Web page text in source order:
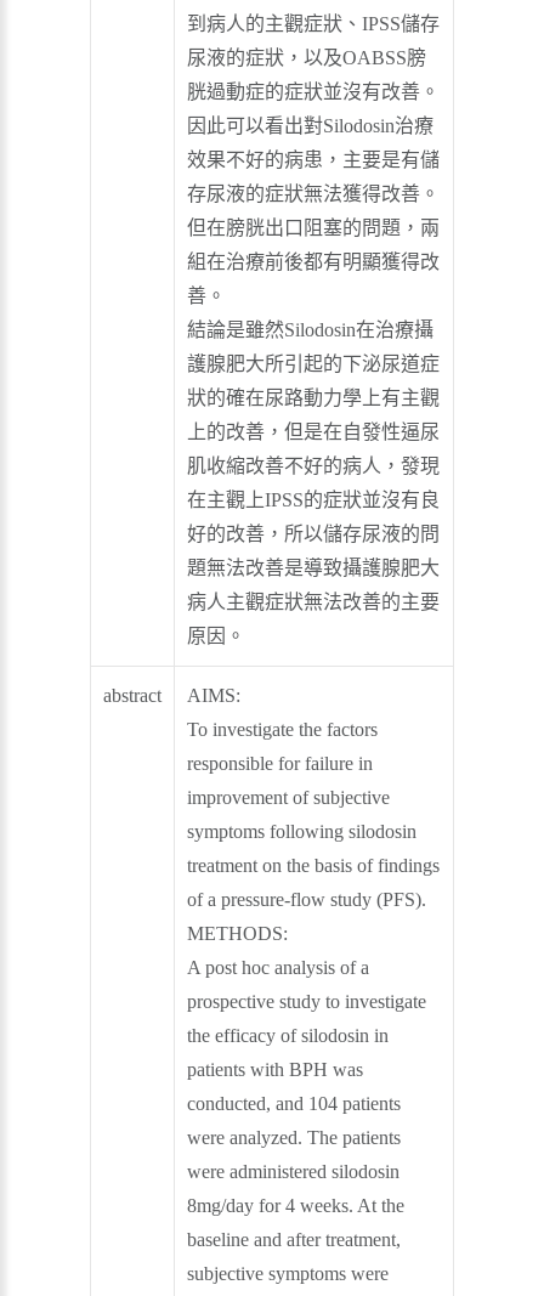
到病人的主觀症狀、IPSS儲存
尿液的症狀，以及OABSS膀
胱過動症的症狀並沒有改善。
因此可以看出對Silodosin治療
效果不好的病患，主要是有儲
存尿液的症狀無法獲得改善。
但在膀胱出口阻塞的問題，兩
組在治療前後都有明顯獲得改
善。
結論是雖然Silodosin在治療攝
護腺肥大所引起的下泌尿道症
狀的確在尿路動力學上有主觀
上的改善，但是在自發性逼尿
肌收縮改善不好的病人，發現
在主觀上IPSS的症狀並沒有良
好的改善，所以儲存尿液的問
題無法改善是導致攝護腺肥大
病人主觀症狀無法改善的主要
原因。
abstract
AIMS:
To investigate the factors
responsible for failure in
improvement of subjective
symptoms following silodosin
treatment on the basis of findings
of a pressure-flow study (PFS).
METHODS:
A post hoc analysis of a
prospective study to investigate
the efficacy of silodosin in
patients with BPH was
conducted, and 104 patients
were analyzed. The patients
were administered silodosin
8mg/day for 4 weeks. At the
baseline and after treatment,
subjective symptoms were